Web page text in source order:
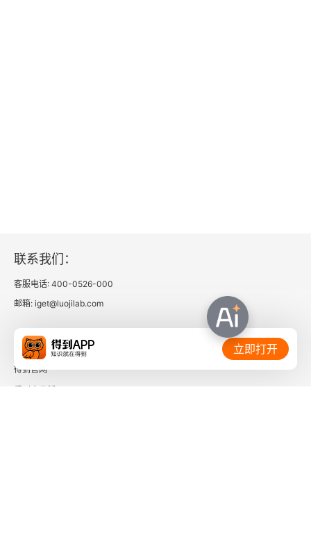
第一节 作为一种政治思想的“形名”论、“正
第二节 战国秦汉时期“名”“法”对举的普遍现象
第三节 “名”“法”对举形成的原因
余论 “名”是一种力量
联系我们：
客服电话: 400-0526-000
邮箱: iget@luojilab.com
相关链接：
得到官网
立即打开